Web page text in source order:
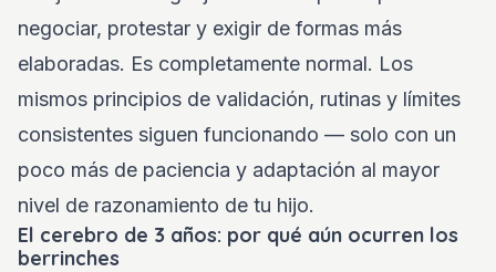
negociar, protestar y exigir de formas más
elaboradas. Es completamente normal. Los
mismos principios de validación, rutinas y límites
consistentes siguen funcionando — solo con un
poco más de paciencia y adaptación al mayor
nivel de razonamiento de tu hijo.
El cerebro de 3 años: por qué aún ocurren los
berrinches